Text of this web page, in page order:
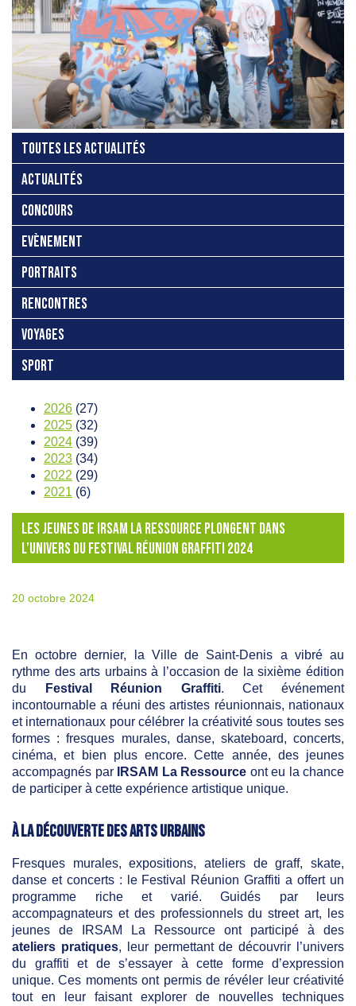
TOUTES LES ACTUALITÉS
ACTUALITÉS
CONCOURS
EVÈNEMENT
PORTRAITS
RENCONTRES
VOYAGES
SPORT
2026 (27)
2025 (32)
2024 (39)
2023 (34)
2022 (29)
2021 (6)
LES JEUNES DE IRSAM LA RESSOURCE PLONGENT DANS
L’UNIVERS DU FESTIVAL RÉUNION GRAFFITI 2024
20 octobre 2024
En octobre dernier, la Ville de Saint-Denis a vibré au
rythme des arts urbains à l’occasion de la sixième édition
du
Festival Réunion Graffiti. Cet événement
incontournable a réuni des artistes réunionnais, nationaux
et internationaux pour célébrer la créativité sous toutes ses
formes : fresques murales, danse, skateboard, concerts,
cinéma, et bien plus encore. Cette année, des jeunes
accompagnés par
IRSAM La Ressource ont eu la chance
de participer à cette expérience artistique unique.
À la découverte des arts urbains
Fresques murales, expositions, ateliers de graff, skate,
danse et concerts : le Festival Réunion Graffiti a offert un
programme riche et varié. Guidés par leurs
accompagnateurs et des professionnels du street art, les
jeunes de IRSAM La Ressource ont participé à des
ateliers pratiques, leur permettant de découvrir l’univers
du graffiti et de s’essayer à cette forme d’expression
unique. Ces moments ont permis de révéler leur créativité
tout en leur faisant explorer de nouvelles techniques